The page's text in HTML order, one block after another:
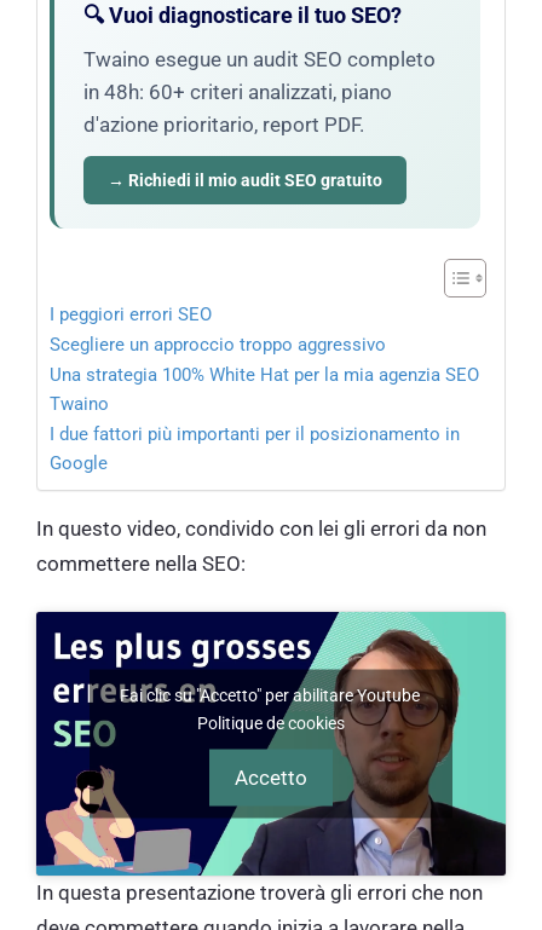
🔍 Vuoi diagnosticare il tuo SEO?
Twaino esegue un audit SEO completo
in 48h: 60+ criteri analizzati, piano
d'azione prioritario, report PDF.
→ Richiedi il mio audit SEO gratuito
I peggiori errori SEO
Scegliere un approccio troppo aggressivo
Una strategia 100% White Hat per la mia agenzia SEO
Twaino
I due fattori più importanti per il posizionamento in
Google
In questo video, condivido con lei gli errori da non
commettere nella SEO:
Fai clic su "Accetto" per abilitare Youtube
Politique de cookies
Accetto
In questa presentazione troverà gli errori che non